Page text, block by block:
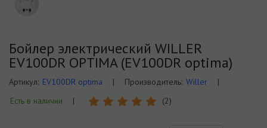
Бойлер электрический WILLER
EV100DR OPTIMA (EV100DR optima)
Артикул: EV100DR optima | Производитель: Willer
|
Есть в наличии
| (2)